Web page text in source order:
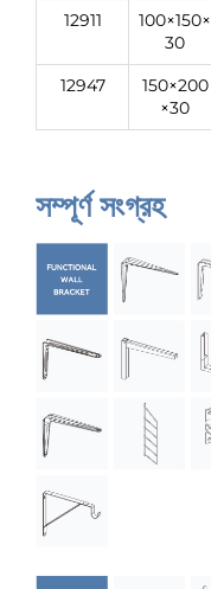
12911
100×150×
30
12947
150×200
×30
সম্পূর্ণ সংগ্রহ